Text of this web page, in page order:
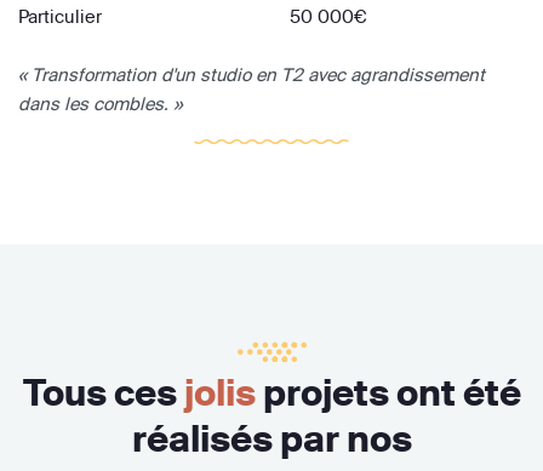
Particulier
50 000€
« Transformation d'un studio en T2 avec agrandissement
dans les combles. »
Tous cesjolisprojets ont été
réalisés par nos